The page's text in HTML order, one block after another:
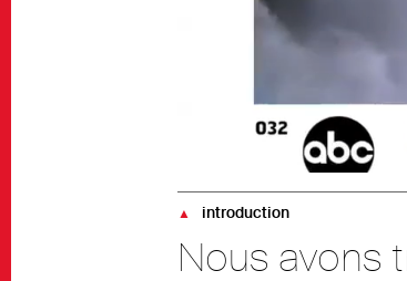
▲ introduction
Nous avons